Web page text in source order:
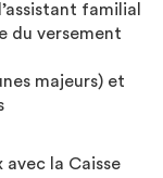
familial
du versement
majeurs) et
la Caisse